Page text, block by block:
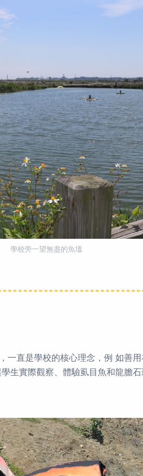
學校旁一望無盡的魚塭
一直是學校的核心理念，例 如善
生實際觀察、體驗虱目魚和龍膽